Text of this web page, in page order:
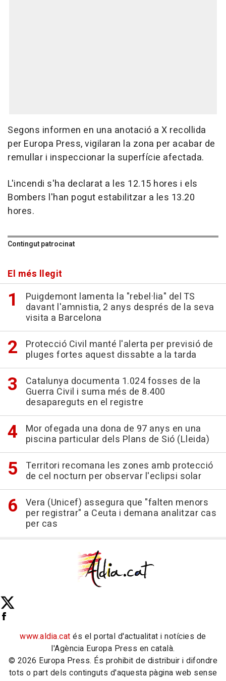
Segons informen en una anotació a X recollida
per Europa Press, vigilaran la zona per acabar de
remullar i inspeccionar la superfície afectada.
L'incendi s'ha declarat a les 12.15 hores i els
Bombers l'han pogut estabilitzar a les 13.20
hores.
Contingut patrocinat
El més llegit
Puigdemont lamenta la "rebel·lia" del TS
davant l'amnistia, 2 anys després de la seva
visita a Barcelona
Protecció Civil manté l'alerta per previsió de
pluges fortes aquest dissabte a la tarda
Catalunya documenta 1.024 fosses de la
Guerra Civil i suma més de 8.400
desapareguts en el registre
Mor ofegada una dona de 97 anys en una
piscina particular dels Plans de Sió (Lleida)
Territori recomana les zones amb protecció
de cel nocturn per observar l'eclipsi solar
Vera (Unicef) assegura que "falten menors
per registrar" a Ceuta i demana analitzar cas
per cas
www.aldia.cat és el portal d'actualitat i notícies de
l'Agència Europa Press en català.
© 2026 Europa Press. És prohibit de distribuir i difondre
tots o part dels continguts d'aquesta pàgina web sense